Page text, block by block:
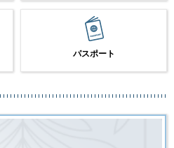
パスポート